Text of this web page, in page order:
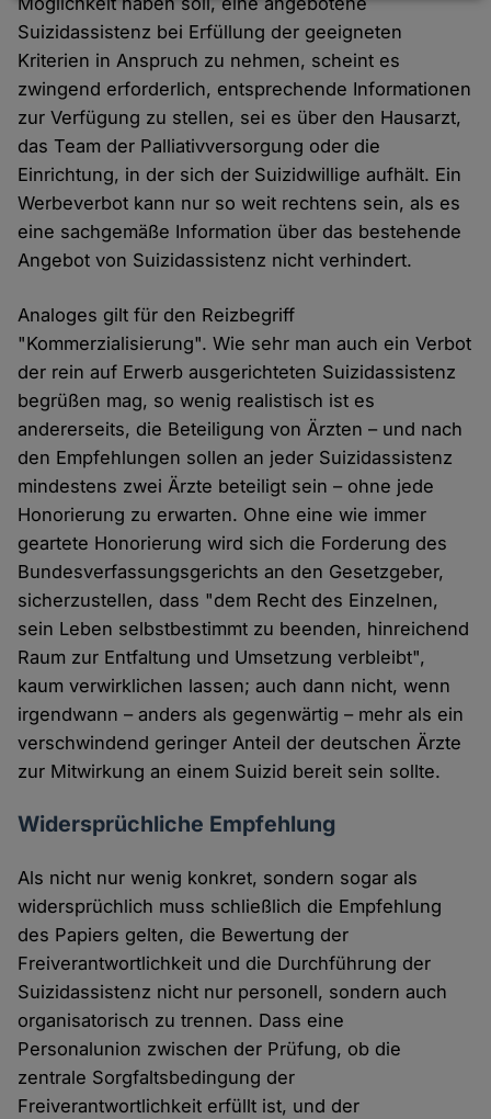
Suizidassistenz bei Erfüllung der geeigneten
Kriterien in Anspruch zu nehmen, scheint es
zwingend erforderlich, entsprechende Informationen
zur Verfügung zu stellen, sei es über den Hausarzt,
das Team der Palliativversorgung oder die
Einrichtung, in der sich der Suizidwillige aufhält. Ein
Werbeverbot kann nur so weit rechtens sein, als es
eine sachgemäße Information über das bestehende
Angebot von Suizidassistenz nicht verhindert.
Analoges gilt für den Reizbegriff
"Kommerzialisierung". Wie sehr man auch ein Verbot
der rein auf Erwerb ausgerichteten Suizidassistenz
begrüßen mag, so wenig realistisch ist es
andererseits, die Beteiligung von Ärzten – und nach
den Empfehlungen sollen an jeder Suizidassistenz
mindestens zwei Ärzte beteiligt sein – ohne jede
Honorierung zu erwarten. Ohne eine wie immer
geartete Honorierung wird sich die Forderung des
Bundesverfassungsgerichts an den Gesetzgeber,
sicherzustellen, dass "dem Recht des Einzelnen,
sein Leben selbstbestimmt zu beenden, hinreichend
Raum zur Entfaltung und Umsetzung verbleibt",
kaum verwirklichen lassen; auch dann nicht, wenn
irgendwann – anders als gegenwärtig – mehr als ein
verschwindend geringer Anteil der deutschen Ärzte
zur Mitwirkung an einem Suizid bereit sein sollte.
Widersprüchliche Empfehlung
Als nicht nur wenig konkret, sondern sogar als
widersprüchlich muss schließlich die Empfehlung
des Papiers gelten, die Bewertung der
Freiverantwortlichkeit und die Durchführung der
Suizidassistenz nicht nur personell, sondern auch
organisatorisch zu trennen. Dass eine
Personalunion zwischen der Prüfung, ob die
zentrale Sorgfaltsbedingung der
Freiverantwortlichkeit erfüllt ist, und der
und
Cookies